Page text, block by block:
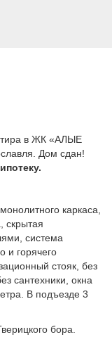
в ЖК «АЛЫЕ
Дом сдан!
каркаса,
скрытая
система
и горячего
стояк, без
сантехники, окна
В подъезде 3
бора.